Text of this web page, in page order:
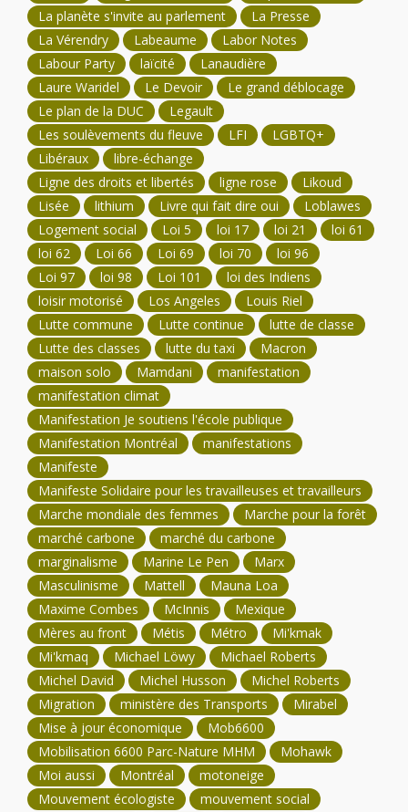
La planète s'invite au parlement
La Presse
La Vérendry
Labeaume
Labor Notes
Labour Party
laïcité
Lanaudière
Laure Waridel
Le Devoir
Le grand déblocage
Le plan de la DUC
Legault
Les soulèvements du fleuve
LFI
LGBTQ+
Libéraux
libre-échange
Ligne des droits et libertés
ligne rose
Likoud
Lisée
lithium Livre qui fait dire oui
Loblawes
Logement social
Loi 5 loi 17 loi 21
loi 61
loi 62
Loi 66 Loi 69 loi 70
loi 96
Loi 97
loi 98 Loi 101
loi des Indiens
loisir motorisé
Los Angeles
Louis Riel
Lutte commune
Lutte continue
lutte de classe
Lutte des classes
lutte du taxi
Macron
maison solo
Mamdani
manifestation
manifestation climat
Manifestation Je soutiens l'école publique
Manifestation Montréal
manifestations
Manifeste
Manifeste Solidaire pour les travailleuses et travailleurs
Marche mondiale des femmes
Marche pour la forêt
marché carbone
marché du carbone
marginalisme
Marine Le Pen
Marx
Masculinisme
Mattell
Mauna Loa
Maxime Combes
McInnis
Mexique
Mères au front
Métis Métro
Mi'kmak
Mi'kmaq
Michael Löwy
Michael Roberts
Michel David
Michel Husson
Michel Roberts
Migration
ministère des Transports
Mirabel
Mise à jour économique
Mob6600
Mobilisation 6600 Parc-Nature MHM
Mohawk
Moi aussi
Montréal
motoneige
Mouvement écologiste
mouvement social